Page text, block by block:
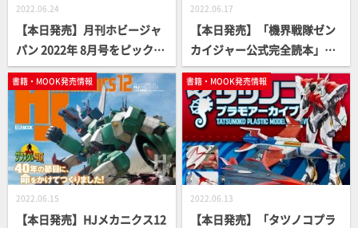
2022.06.24
【本日発売】月刊ホビージャ
パン 2022年 8月号をピックア
ップ！
2022.06.17
【本日発売】「機界戦隊ゼン
カイジャー公式完全読本」
【スーパー戦隊】
書籍・MOOK発売情報
2022.06.15
【本日発売】HJメカニクス12
書籍・MOOK発売情報
2022.06.13
【本日発売】「タツノコプラ